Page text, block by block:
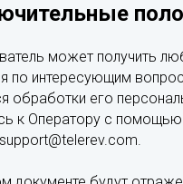
может получить
по интересующим
обработки его
к Оператору с помощью